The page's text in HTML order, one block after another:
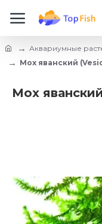
Аквариумные
Мох яванский
Мох